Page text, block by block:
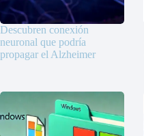
Descubren conexión
neuronal que podría
propagar el Alzheimer